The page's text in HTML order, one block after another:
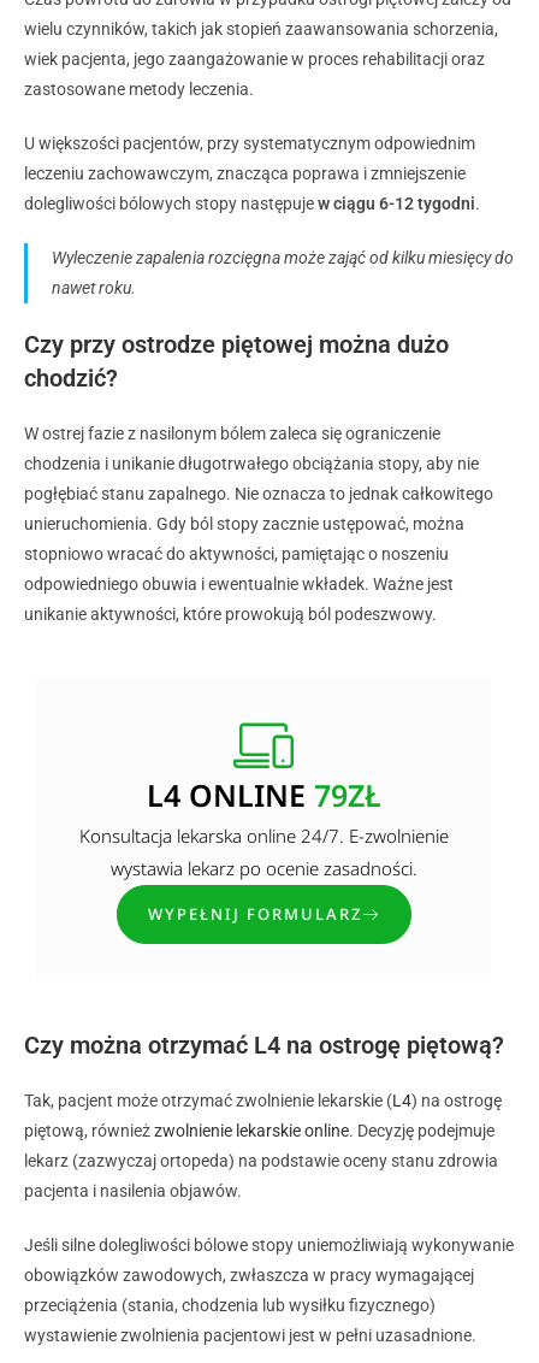
wielu czynników, takich jak stopień zaawansowania schorzenia,
wiek pacjenta, jego zaangażowanie w proces rehabilitacji oraz
zastosowane metody leczenia.
U większości pacjentów, przy systematycznym odpowiednim
leczeniu zachowawczym, znacząca poprawa i zmniejszenie
dolegliwości bólowych stopy następujew ciągu 6-12 tygodni.
Wyleczenie zapalenia rozcięgna może zająć od kilku miesięcy do
nawet roku.
Czy przy ostrodze piętowej można dużo
chodzić?
W ostrej fazie z nasilonym bólem zaleca się ograniczenie
chodzenia i unikanie długotrwałego obciążania stopy, aby nie
pogłębiać stanu zapalnego. Nie oznacza to jednak całkowitego
unieruchomienia. Gdy ból stopy zacznie ustępować, można
stopniowo wracać do aktywności, pamiętając o noszeniu
odpowiedniego obuwia i ewentualnie wkładek. Ważne jest
unikanie aktywności, które prowokują ból podeszwowy.
L4 ONLINE 79ZŁ
Konsultacja lekarska online 24/7. E-zwolnienie
wystawia lekarz po ocenie zasadności.
WYPEŁNIJ FORMULARZ
Czy można otrzymać L4 na ostrogę piętową?
Tak, pacjent może otrzymać zwolnienie lekarskie (L4) na ostrogę
piętową, równieżzwolnienie lekarskie online. Decyzję podejmuje
lekarz (zazwyczaj ortopeda) na podstawie oceny stanu zdrowia
pacjenta i nasilenia objawów.
Jeśli silne dolegliwości bólowe stopy uniemożliwiają wykonywanie
obowiązków zawodowych, zwłaszcza w pracy wymagającej
przeciążenia (stania, chodzenia lub wysiłku fizycznego)
wystawienie zwolnienia pacjentowi jest w pełni uzasadnione.